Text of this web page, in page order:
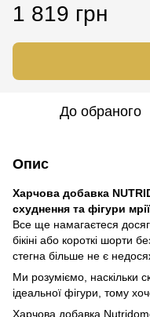
1 819 грн
До обраного
Опис
Харчова добавка
схуднення та фігури мрії
Все ще намагаєтеся
бікіні або короткі шорти
стегна більше не є
Ми розуміємо, наскільки
ідеальної фігури, тому
Харчова добавка